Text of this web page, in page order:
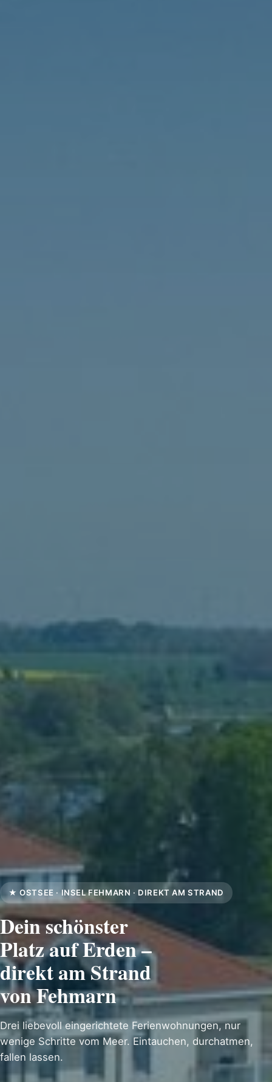
★ OSTSEE · INSEL FEHMARN · DIREKT AM STRAND
Dein schönster
Platz auf Erden –
direkt am Strand
von Fehmarn
Drei liebevoll eingerichtete Ferienwohnungen, nur
wenige Schritte vom Meer. Eintauchen, durchatmen,
fallen lassen.